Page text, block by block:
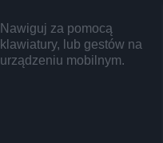
Nawiguj za pomocą
klawiatury, lub gestów na
urządzeniu mobilnym.